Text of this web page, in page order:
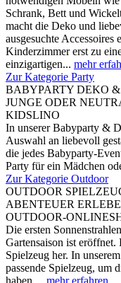
Schrank, Bett und
macht die Deko und
ausgesuchte Accessoires
Kinderzimmer erst zu
einzigartigen... mehr
Zur Kategorie Party
BABYPARTY DEKO
JUNGE ODER
KIDSLINO
In unserer Babyparty &
Auswahl an liebevoll
die jedes Babyparty-
Party für ein Mädchen
Zur Kategorie Outdoor
OUTDOOR
ABENTEUER
OUTDOOR-
Die ersten
Gartensaison ist eröffnet.
Spielzeug her. In
passende Spielzeug, um
haben.... mehr erfahren